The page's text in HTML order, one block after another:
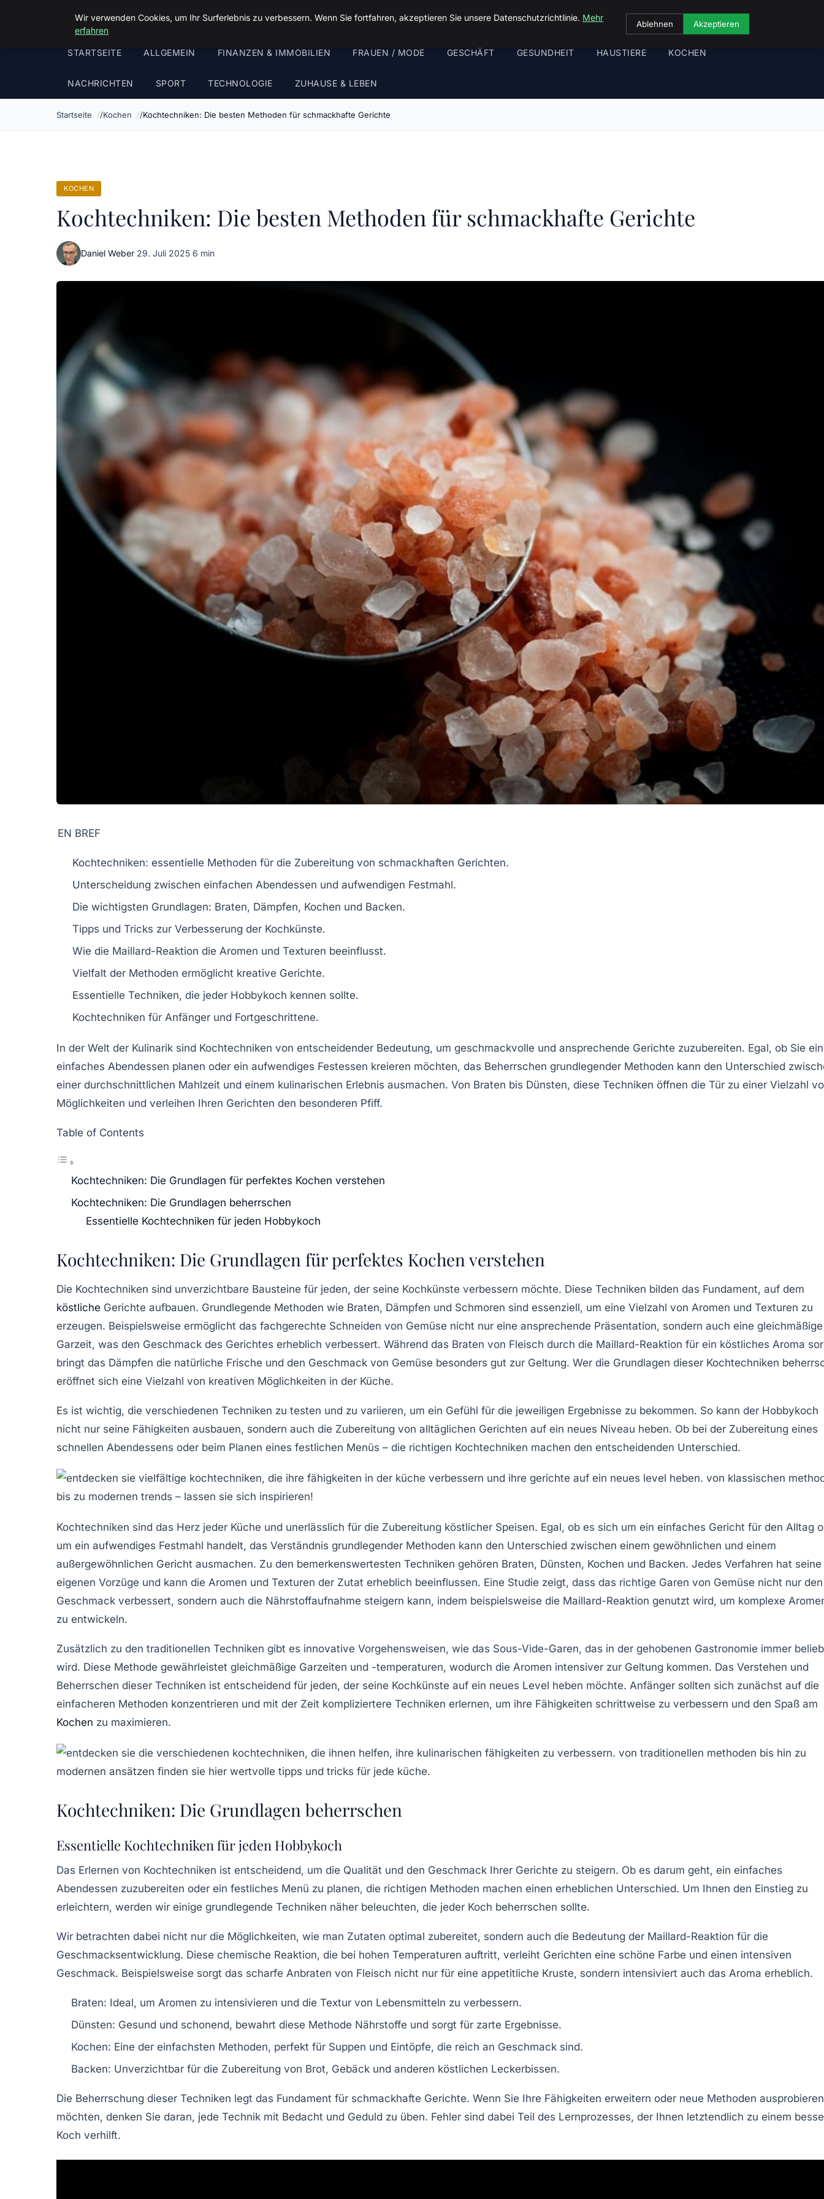
Malzminden
STARTSEITE ALLGEMEIN FINANZEN & IMMOBILIEN FRAUEN / MODE GESCHÄFT GESUNDHEIT HAUSTIERE KOCHEN
NACHRICHTEN SPORT TECHNOLOGIE ZUHAUSE & LEBEN
Startseite Kochen Kochtechniken: Die besten Methoden für schmackhafte Gerichte
KOCHEN
Kochtechniken: Die besten Methoden für schmackhafte Gerichte
Daniel Weber·29. Juli 2025·6 min
EN BREF
Kochtechniken: essentielle Methoden für die Zubereitung von schmackhaften Gerichten.
Unterscheidung zwischen einfachen Abendessen und aufwendigen Festmahl.
Die wichtigsten Grundlagen: Braten, Dämpfen, Kochen und Backen.
Tipps und Tricks zur Verbesserung der Kochkünste.
Wie die Maillard-Reaktion die Aromen und Texturen beeinflusst.
Vielfalt der Methoden ermöglicht kreative Gerichte.
Essentielle Techniken, die jeder Hobbykoch kennen sollte.
Kochtechniken für Anfänger und Fortgeschrittene.
In der Welt der Kulinarik sind Kochtechniken von entscheidender Bedeutung, um geschmackvolle und ansprechende Gerichte zuzubereiten. Egal, ob Sie ein
einfaches Abendessen planen oder ein aufwendiges Festessen kreieren möchten, das Beherrschen grundlegender Methoden kann den Unterschied
einer durchschnittlichen Mahlzeit und einem kulinarischen Erlebnis ausmachen. Von Braten bis Dünsten, diese Techniken öffnen die Tür zu einer Vielzahl
Möglichkeiten und verleihen Ihren Gerichten den besonderen Pfiff.
Table of Contents
Kochtechniken: Die Grundlagen für perfektes Kochen verstehen
Kochtechniken: Die Grundlagen beherrschen
Essentielle Kochtechniken für jeden Hobbykoch
Kochtechniken: Die Grundlagen für perfektes Kochen verstehen
Die Kochtechniken sind unverzichtbare Bausteine für jeden, der seine Kochkünste verbessern möchte. Diese Techniken bilden das Fundament, auf dem
köstliche Gerichte aufbauen. Grundlegende Methoden wie Braten, Dämpfen und Schmoren sind essenziell, um eine Vielzahl von Aromen und Texturen zu
erzeugen. Beispielsweise ermöglicht das fachgerechte Schneiden von Gemüse nicht nur eine ansprechende Präsentation, sondern auch eine gleichmäßige
Garzeit, was den Geschmack des Gerichtes erheblich verbessert. Während das Braten von Fleisch durch die Maillard-Reaktion für ein köstliches Aroma
bringt das Dämpfen die natürliche Frische und den Geschmack von Gemüse besonders gut zur Geltung. Wer die Grundlagen dieser Kochtechniken
eröffnet sich eine Vielzahl von kreativen Möglichkeiten in der Küche.
Es ist wichtig, die verschiedenen Techniken zu testen und zu variieren, um ein Gefühl für die jeweiligen Ergebnisse zu bekommen. So kann der Hobbykoch
nicht nur seine Fähigkeiten ausbauen, sondern auch die Zubereitung von alltäglichen Gerichten auf ein neues Niveau heben. Ob bei der Zubereitung eines
schnellen Abendessens oder beim Planen eines festlichen Menüs – die richtigen Kochtechniken machen den entscheidenden Unterschied.
Kochtechniken sind das Herz jeder Küche und unerlässlich für die Zubereitung köstlicher Speisen. Egal, ob es sich um ein einfaches Gericht für den Alltag
um ein aufwendiges Festmahl handelt, das Verständnis grundlegender Methoden kann den Unterschied zwischen einem gewöhnlichen und einem
außergewöhnlichen Gericht ausmachen. Zu den bemerkenswertesten Techniken gehören Braten, Dünsten, Kochen und Backen. Jedes Verfahren hat seine
eigenen Vorzüge und kann die Aromen und Texturen der Zutat erheblich beeinflussen. Eine Studie zeigt, dass das richtige Garen von Gemüse nicht nur den
Geschmack verbessert, sondern auch die Nährstoffaufnahme steigern kann, indem beispielsweise die Maillard-Reaktion genutzt wird, um komplexe
zu entwickeln.
Zusätzlich zu den traditionellen Techniken gibt es innovative Vorgehensweisen, wie das Sous-Vide-Garen, das in der gehobenen Gastronomie immer
wird. Diese Methode gewährleistet gleichmäßige Garzeiten und -temperaturen, wodurch die Aromen intensiver zur Geltung kommen. Das Verstehen und
Beherrschen dieser Techniken ist entscheidend für jeden, der seine Kochkünste auf ein neues Level heben möchte. Anfänger sollten sich zunächst auf die
einfacheren Methoden konzentrieren und mit der Zeit kompliziertere Techniken erlernen, um ihre Fähigkeiten schrittweise zu verbessern und den Spaß am
Kochen zu maximieren.
Kochtechniken: Die Grundlagen beherrschen
Essentielle Kochtechniken für jeden Hobbykoch
Das Erlernen von Kochtechniken ist entscheidend, um die Qualität und den Geschmack Ihrer Gerichte zu steigern. Ob es darum geht, ein einfaches
Abendessen zuzubereiten oder ein festliches Menü zu planen, die richtigen Methoden machen einen erheblichen Unterschied. Um Ihnen den Einstieg zu
erleichtern, werden wir einige grundlegende Techniken näher beleuchten, die jeder Koch beherrschen sollte.
Wir betrachten dabei nicht nur die Möglichkeiten, wie man Zutaten optimal zubereitet, sondern auch die Bedeutung der Maillard-Reaktion für die
Geschmacksentwicklung. Diese chemische Reaktion, die bei hohen Temperaturen auftritt, verleiht Gerichten eine schöne Farbe und einen intensiven
Geschmack. Beispielsweise sorgt das scharfe Anbraten von Fleisch nicht nur für eine appetitliche Kruste, sondern intensiviert auch das Aroma erheblich.
Braten: Ideal, um Aromen zu intensivieren und die Textur von Lebensmitteln zu verbessern.
Dünsten: Gesund und schonend, bewahrt diese Methode Nährstoffe und sorgt für zarte Ergebnisse.
Kochen: Eine der einfachsten Methoden, perfekt für Suppen und Eintöpfe, die reich an Geschmack sind.
Backen: Unverzichtbar für die Zubereitung von Brot, Gebäck und anderen köstlichen Leckerbissen.
Die Beherrschung dieser Techniken legt das Fundament für schmackhafte Gerichte. Wenn Sie Ihre Fähigkeiten erweitern oder neue Methoden ausprobieren
möchten, denken Sie daran, jede Technik mit Bedacht und Geduld zu üben. Fehler sind dabei Teil des Lernprozesses, der Ihnen letztendlich zu einem
Koch verhilft.
Wir verwenden Cookies, um Ihr Surferlebnis zu verbessern. Wenn Sie fortfahren, akzeptieren Sie unsere Datenschutzrichtlinie. Mehr
erfahren
Ablehnen Akzeptieren